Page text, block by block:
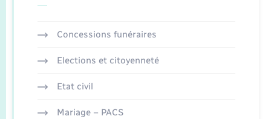
Concessions funéraires
Elections et citoyenneté
Etat civil
Mariage – PACS